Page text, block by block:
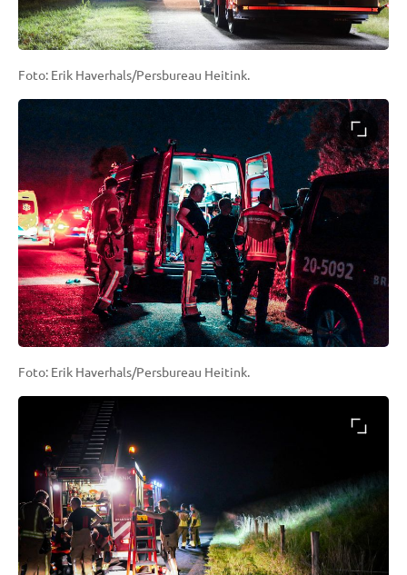
Foto: Erik Haverhals/Persbureau Heitink.
Foto: Erik Haverhals/Persbureau Heitink.